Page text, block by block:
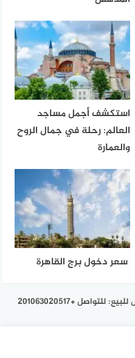
استكشف أجمل مساجد
العالم: رحلة في جمال الروح
والعمارة
سعر دخول برج القاهرة
+201063020517